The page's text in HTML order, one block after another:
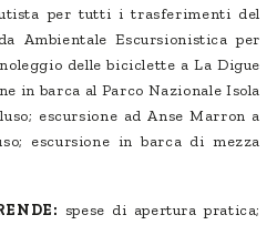
per tutti i trasferimenti del
Ambientale Escursionistica per
delle biciclette a La Digue
in barca al Parco Nazionale Isola
escursione ad Anse Marron a
escursione in barca di mezza
spese di apertura pratica;